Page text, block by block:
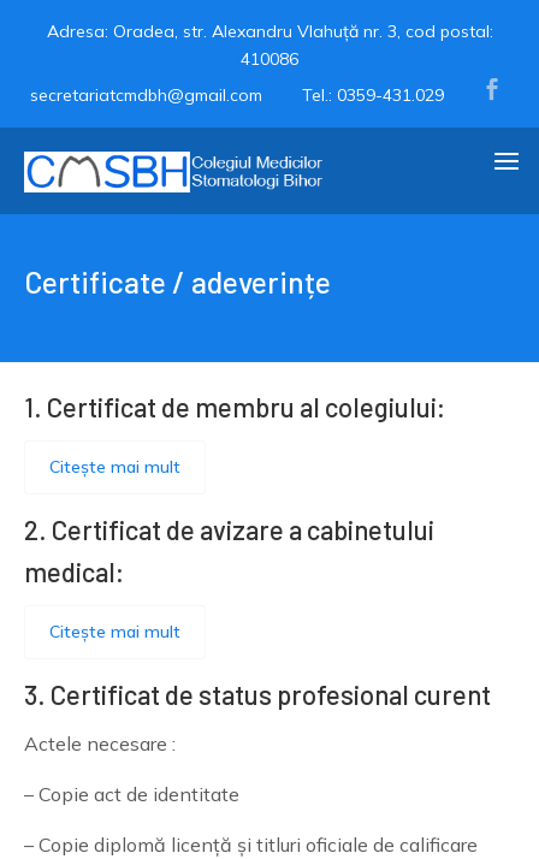
Adresa: Oradea, str. Alexandru Vlahuță nr. 3, cod postal:
410086
secretariatcmdbh@gmail.com
Tel.: 0359-431.029 
Certificate / adeverințe
1. Certificat de membru al colegiului:
Citește mai mult
2. Certificat de avizare a cabinetului
medical:
Citește mai mult
3. Certificat de status profesional curent
Actele necesare :
– Copie act de identitate
– Copie diplomă licență și titluri oficiale de calificare